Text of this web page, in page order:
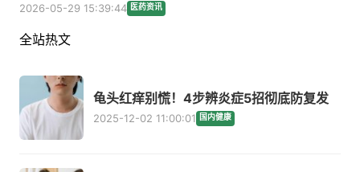
2026-05-29 15:39:44 医药资讯
全站热文
龟头红痒别慌！4步辨炎症5招彻底防复发
2025-12-02 11:00:01 国内健康